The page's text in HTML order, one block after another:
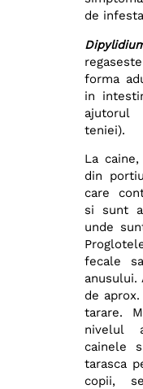
de
forma
in
ajutorul
teniei).
La
din
care
si sunt
unde
fecale
anusului.
de
tarare.
nivelul
cainele
tarasca
copii,